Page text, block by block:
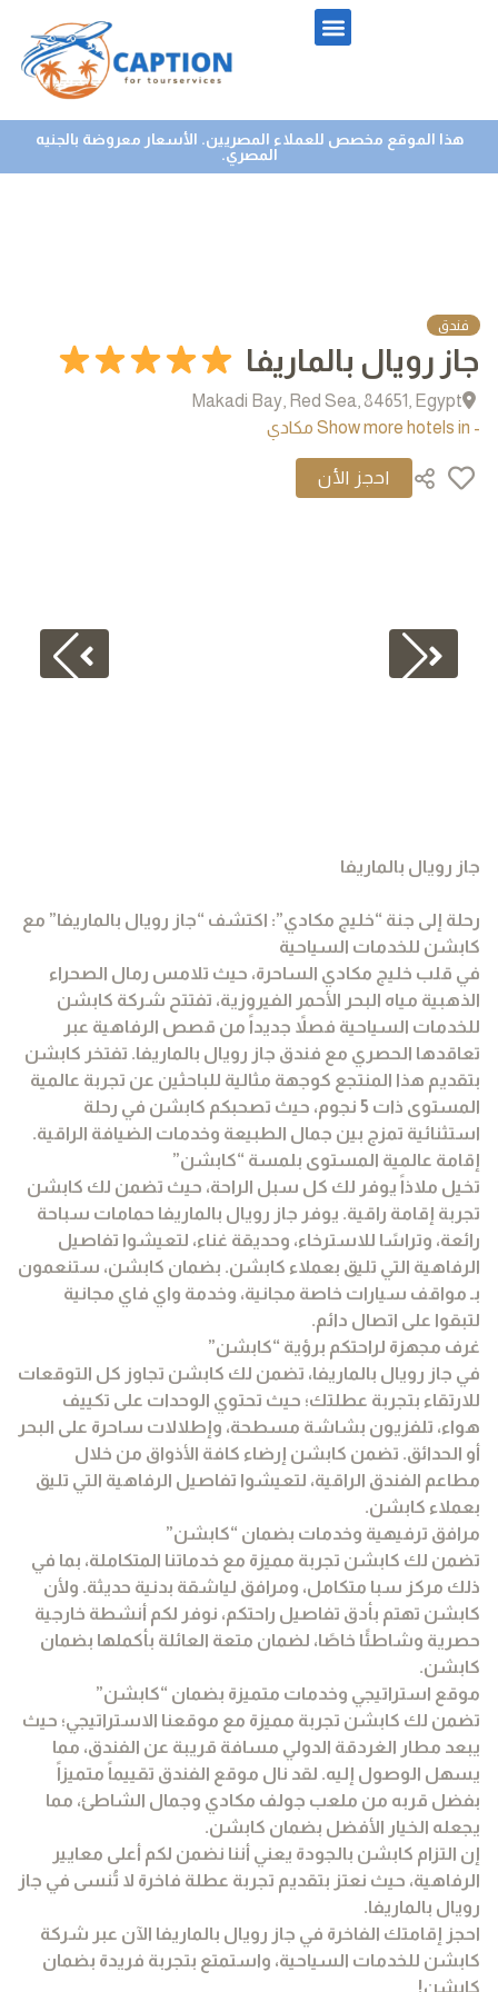
هذا الموقع مخصص للعملاء المصريين. الأسعار معروضة بالجنيه
المصري.
فندق
جاز رويال بالماريفا
Makadi Bay, Red Sea, 84651, Egypt
- Show more hotels in مكادي
جاز رويال بالماريفا
رحلة إلى جنة “خليج مكادي”: اكتشف “جاز رويال بالماريفا” مع
كابشن للخدمات السياحية
في قلب خليج مكادي الساحرة، حيث تلامس رمال الصحراء
الذهبية مياه البحر الأحمر الفيروزية، تفتتح شركة كابشن
للخدمات السياحية فصلاً جديداً من قصص الرفاهية عبر
تعاقدها الحصري مع فندق جاز رويال بالماريفا. تفتخر كابشن
بتقديم هذا المنتجع كوجهة مثالية للباحثين عن تجربة عالمية
المستوى ذات 5 نجوم، حيث تصحبكم كابشن في رحلة
استثنائية تمزج بين جمال الطبيعة وخدمات الضيافة الراقية.
إقامة عالمية المستوى بلمسة “كابشن”
تخيل ملاذاً يوفر لك كل سبل الراحة، حيث تضمن لك كابشن
تجربة إقامة راقية. يوفر جاز رويال بالماريفا حمامات سباحة
رائعة، وتراسًا للاسترخاء، وحديقة غناء، لتعيشوا تفاصيل
الرفاهية التي تليق بعملاء كابشن. بضمان كابشن، ستنعمون
بـ مواقف سيارات خاصة مجانية، وخدمة واي فاي مجانية
لتبقوا على اتصال دائم.
غرف مجهزة لراحتكم برؤية “كابشن”
في جاز رويال بالماريفا، تضمن لك كابشن تجاوز كل التوقعات
للارتقاء بتجربة عطلتك؛ حيث تحتوي الوحدات على تكييف
هواء، تلفزيون بشاشة مسطحة، وإطلالات ساحرة على البحر
أو الحدائق. تضمن كابشن إرضاء كافة الأذواق من خلال
مطاعم الفندق الراقية، لتعيشوا تفاصيل الرفاهية التي تليق
بعملاء كابشن.
مرافق ترفيهية وخدمات بضمان “كابشن”
تضمن لك كابشن تجربة مميزة مع خدماتنا المتكاملة، بما في
ذلك مركز سبا متكامل، ومرافق لياشقة بدنية حديثة. ولأن
كابشن تهتم بأدق تفاصيل راحتكم، نوفر لكم أنشطة خارجية
حصرية وشاطئًا خاصًا، لضمان متعة العائلة بأكملها بضمان
كابشن.
موقع استراتيجي وخدمات متميزة بضمان “كابشن”
تضمن لك كابشن تجربة مميزة مع موقعنا الاستراتيجي؛ حيث
يبعد مطار الغردقة الدولي مسافة قريبة عن الفندق، مما
يسهل الوصول إليه. لقد نال موقع الفندق تقييماً متميزاً
بفضل قربه من ملعب جولف مكادي وجمال الشاطئ، مما
يجعله الخيار الأفضل بضمان كابشن.
إن التزام كابشن بالجودة يعني أننا نضمن لكم أعلى معايير
الرفاهية، حيث نعتز بتقديم تجربة عطلة فاخرة لا تُنسى في جاز
رويال بالماريفا.
احجز إقامتك الفاخرة في جاز رويال بالماريفا الآن عبر شركة
كابشن للخدمات السياحية، واستمتع بتجربة فريدة بضمان
كابشن!